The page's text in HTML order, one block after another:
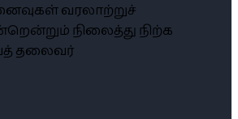
வரலாற்றுச்
நிலைத்து நிற்க
தலைவர்